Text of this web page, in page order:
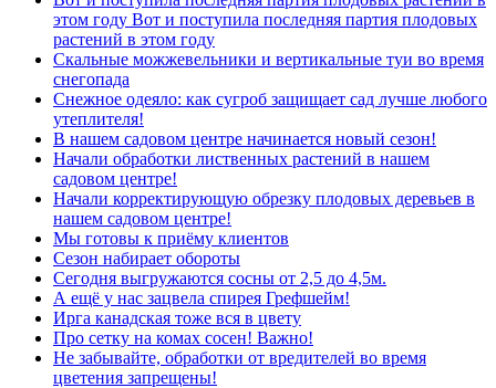
этом году Вот и поступила последняя партия плодовых
растений в этом году
Скальные можжевельники и вертикальные туи во время
снегопада
Снежное одеяло: как сугроб защищает сад лучше любого
утеплителя!
В нашем садовом центре начинается новый сезон!
Начали обработки лиственных растений в нашем
садовом центре!
Начали корректирующую обрезку плодовых деревьев в
нашем садовом центре!
Мы готовы к приёму клиентов
Сезон набирает обороты
Сегодня выгружаются сосны от 2,5 до 4,5м.
А ещё у нас зацвела спирея Грефшейм!
Ирга канадская тоже вся в цвету
Про сетку на комах сосен! Важно!
Не забывайте, обработки от вредителей во время
цветения запрещены!